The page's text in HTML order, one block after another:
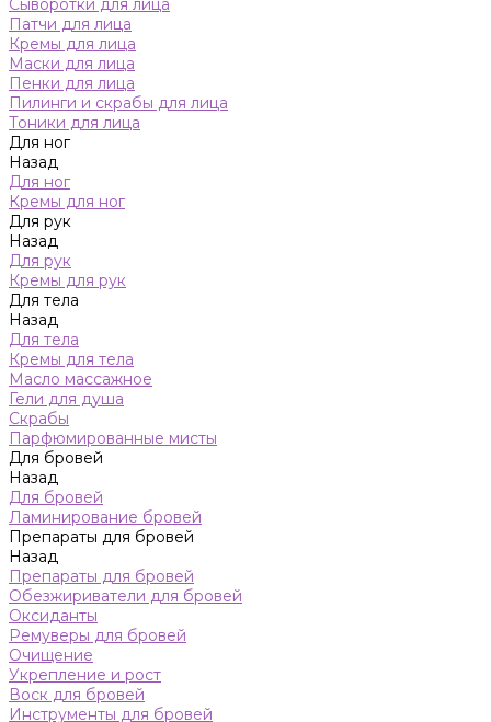
Сыворотки для лица
Патчи для лица
Кремы для лица
Маски для лица
Пенки для лица
Пилинги и скрабы для лица
Тоники для лица
Для ног
Назад
Для ног
Кремы для ног
Для рук
Назад
Для рук
Кремы для рук
Для тела
Назад
Для тела
Кремы для тела
Масло массажное
Гели для душа
Скрабы
Парфюмированные мисты
Для бровей
Назад
Для бровей
Ламинирование бровей
Препараты для бровей
Назад
Препараты для бровей
Обезжириватели для бровей
Оксиданты
Ремуверы для бровей
Очищение
Укрепление и рост
Воск для бровей
Инструменты для бровей